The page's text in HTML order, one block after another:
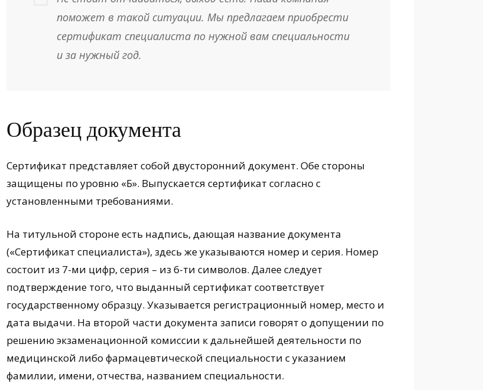
поможет в такой ситуации. Мы предлагаем приобрести
сертификат специалиста по нужной вам специальности
и за нужный год.
Образец документа
Сертификат представляет собой двусторонний документ. Обе стороны
защищены по уровню «Б». Выпускается сертификат согласно с
установленными требованиями.
На титульной стороне есть надпись, дающая название документа
(«Сертификат специалиста»), здесь же указываются номер и серия. Номер
состоит из 7-ми цифр, серия – из 6-ти символов. Далее следует
подтверждение того, что выданный сертификат соответствует
государственному образцу. Указывается регистрационный номер, место и
дата выдачи. На второй части документа записи говорят о допущении по
решению экзаменационной комиссии к дальнейшей деятельности по
медицинской либо фармацевтической специальности с указанием
фамилии, имени, отчества, названием специальности.